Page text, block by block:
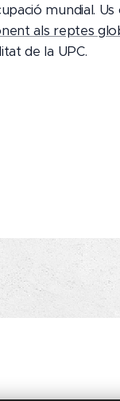
mundial.
als reptes
de la UPC.